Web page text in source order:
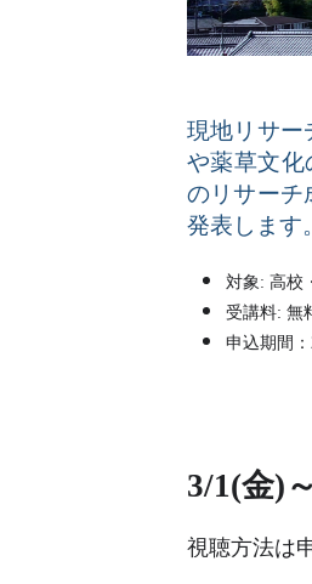
現地リサー
や薬草文化
のリサーチ
発表します。
対象 : 高校
受講料: 無
申込期間：
3/1(金) ～
視聴方法は